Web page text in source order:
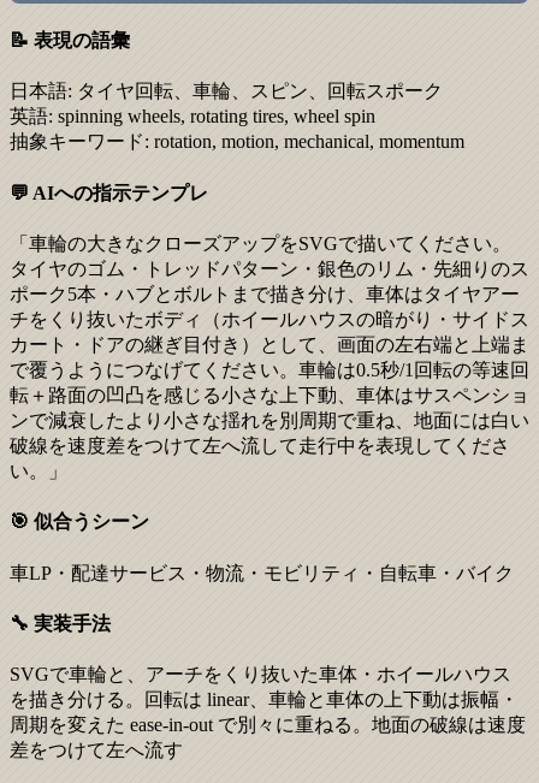
📝 表現の語彙
日本語: タイヤ回転、車輪、スピン、回転スポーク
英語: spinning wheels, rotating tires, wheel spin
抽象キーワード: rotation, motion, mechanical, momentum
💬 AIへの指示テンプレ
「車輪の大きなクローズアップをSVGで描いてください。
タイヤのゴム・トレッドパターン・銀色のリム・先細りのス
ポーク5本・ハブとボルトまで描き分け、車体はタイヤアー
チをくり抜いたボディ（ホイールハウスの暗がり・サイドス
カート・ドアの継ぎ目付き）として、画面の左右端と上端ま
で覆うようにつなげてください。車輪は0.5秒/1回転の等速回
転＋路面の凹凸を感じる小さな上下動、車体はサスペンショ
ンで減衰したより小さな揺れを別周期で重ね、地面には白い
破線を速度差をつけて左へ流して走行中を表現してくださ
い。」
🎯 似合うシーン
車LP・配達サービス・物流・モビリティ・自転車・バイク
🔧 実装手法
SVGで車輪と、アーチをくり抜いた車体・ホイールハウス
を描き分ける。回転は linear、車輪と車体の上下動は振幅・
周期を変えた ease-in-out で別々に重ねる。地面の破線は速度
差をつけて左へ流す